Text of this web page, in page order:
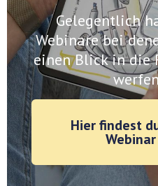
Gelegentlich
Webinare bei
einen Blick in die
Hier findest